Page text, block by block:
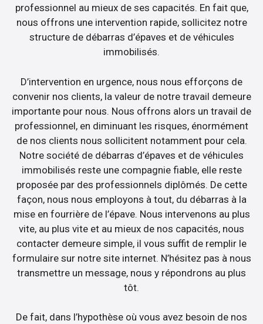
professionnel au mieux de ses capacités. En fait que,
nous offrons une intervention rapide, sollicitez notre
structure de débarras d’épaves et de véhicules
immobilisés.
D’intervention en urgence, nous nous efforçons de
convenir nos clients, la valeur de notre travail demeure
importante pour nous. Nous offrons alors un travail de
professionnel, en diminuant les risques, énormément
de nos clients nous sollicitent notamment pour cela.
Notre société de débarras d’épaves et de véhicules
immobilisés reste une compagnie fiable, elle reste
proposée par des professionnels diplômés. De cette
façon, nous nous employons à tout, du débarras à la
mise en fourrière de l’épave. Nous intervenons au plus
vite, au plus vite et au mieux de nos capacités, nous
contacter demeure simple, il vous suffit de remplir le
formulaire sur notre site internet. N’hésitez pas à nous
transmettre un message, nous y répondrons au plus
tôt.
De fait, dans l’hypothèse où vous avez besoin de nos